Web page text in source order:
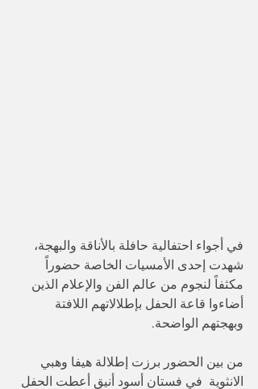
في أجواء احتفالية حافلة بالأناقة والبهجة،
شهدت إحدى الأمسيات الخاصة حضوراً
مكثفاً لنجوم من عالم الفن والإعلام الذين
أضاءوا قاعة الحفل بإطلالاتهم اللافتة
وبهجتهم الواضحة.
من بين الحضور برزت إطلالة هيفا وهبي
الانثوية  في فستان أسود أنيق أعطت الحفل